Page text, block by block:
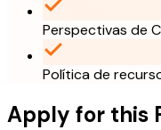
Perspectivas de
Política de
Apply for this